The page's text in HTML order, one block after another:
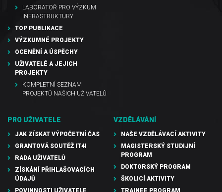
LABORATOŘ PRO VÝZKUM
INFRASTRUKTURY
TOP PUBLIKACE
VÝZKUMNÉ PROJEKTY
OCENĚNÍ A ÚSPĚCHY
UŽIVATELÉ A JEJICH
PROJEKTY
KOMPLETNÍ SEZNAM
PROJEKTŮ NAŠICH UŽIVATELŮ
PRO UŽIVATELE
JAK ZÍSKAT VÝPOČETNÍ ČAS
GRANTOVÁ SOUTĚŽ IT4I
RADA UŽIVATELŮ
ZÍSKÁNÍ PŘIHLAŠOVACÍCH
ÚDAJŮ
POVINNOSTI UŽIVATELE
VZDĚLÁVÁNÍ
NAŠE VZDĚLÁVACÍ AKTIVITY
MAGISTERSKÝ STUDIJNÍ
PROGRAM
DOKTORSKÝ PROGRAM
ŠKOLICÍ AKTIVITY
TRAINEE PROGRAM